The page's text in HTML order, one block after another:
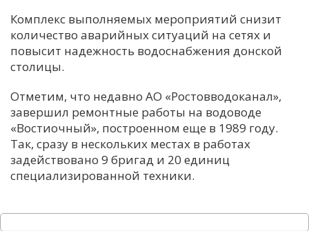
Комплекс выполняемых мероприятий снизит
количество аварийных ситуаций на сетях и
повысит надежность водоснабжения донской
столицы.
Отметим, что недавно АО «Ростовводоканал»,
завершил ремонтные работы на водоводе
«Востиочный», построенном еще в 1989 году.
Так, сразу в нескольких местах в работах
задействовано 9 бригад и 20 единиц
специализированной техники.